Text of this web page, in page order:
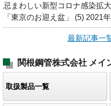
忌まわしい新型コロナ感染拡
「東京のお迎え盆」 (5) 2021年
最新記事一
関根鋼管株式会社 メイ
取扱製品一覧